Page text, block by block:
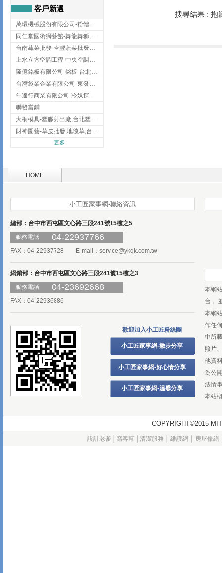
客戶新選
萬環機械股份有限公司-粉體塗裝設備,輸送機,輸送機設備,台南輸送機
同仁堂國術獅藝館-舞龍舞獅,台中舞龍舞獅
台南蔬菜批發-全豐蔬菜批發專送/台南蔬菜箱宅配到府
上水立方空調工程-中央空調規劃,台北中央空調規劃
隆億銘板有限公司-銘板-台北銘板-板橋銘板
台灣袋業企業有限公司-東發企業社/台中太空袋/太空包
年達行商業有限公司-冷媒探漏儀,壓力錶組,真空泵浦,台北冷凍空調材料
聯發當鋪
大桐模具-塑膠射出廠,台北塑膠射出廠
財神園藝-草皮批發,地毯草,台北草,彰化地毯草,彰化台北草
更多
搜尋結果 : 抱
HOME
小工匠家事網-聯絡資訊
總部：台中市西屯區文心路三段241號15樓之5
服務電話
04-22937766
FAX：04-22937728 E-mail： service@ykqk.com.tw
網銷部：台中市西屯區文心路三段241號15樓之3
服務電話
04-23692668
FAX：04-22936886
歡迎加入小工匠粉絲團
小工匠家事網-撇步分享
小工匠家事網-好心情分享
小工匠家事網-溫馨分享
本網
台，
本網
作任
中所
照片
他資
為公
法情
本站
COPYRIGHT©2015
設計老爹 窩客幫 清潔服務 維護網 房屋修繕